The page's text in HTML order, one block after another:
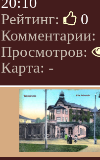
Рейтинг:
0
Комментарии:
Просмотров:
Карта: -